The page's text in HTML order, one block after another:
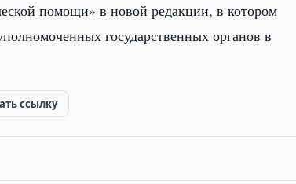
помощи» в новой редакции, в котором
государственных органов в
ссылку